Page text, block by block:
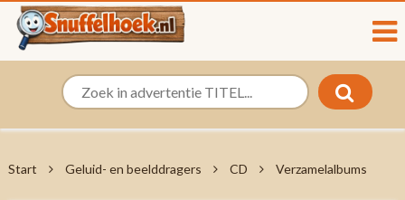
Start Geluid- en beelddragers CD Verzamelalbums